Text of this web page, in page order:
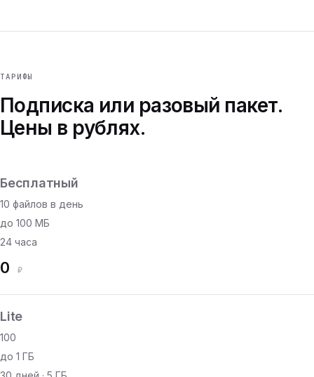
ТАРИФЫ
Подписка или разовый пакет.
Цены в рублях.
Бесплатный
10 файлов в день
до 100 МБ
24 часа
0 ₽
Lite
100
до 1 ГБ